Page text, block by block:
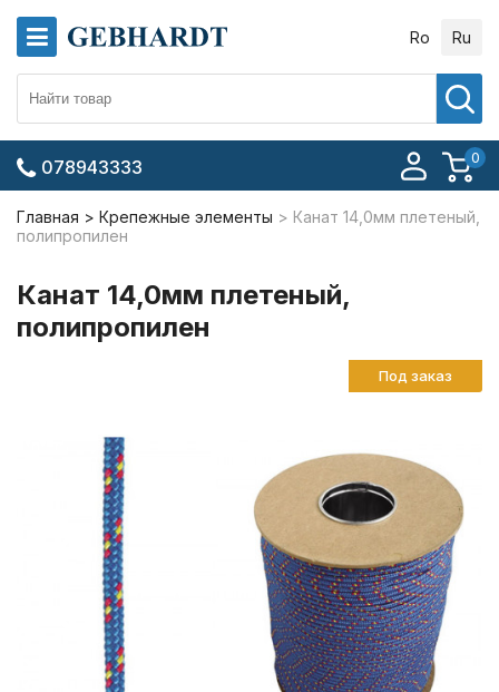
Ro Ru
0
078943333
Главная Крепежные элементы
Канат 14,0мм плетеный,
полипропилен
Канат 14,0мм плетеный,
полипропилен
Под заказ